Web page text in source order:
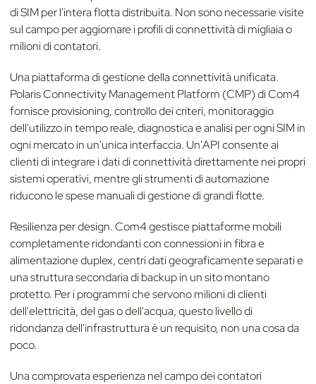
di SIM per l'intera flotta distribuita. Non sono necessarie visite
sul campo per aggiornare i profili di connettività di migliaia o
milioni di contatori.
Una piattaforma di gestione della connettività unificata.
Polaris Connectivity Management Platform (CMP) di Com4
fornisce provisioning, controllo dei criteri, monitoraggio
dell'utilizzo in tempo reale, diagnostica e analisi per ogni SIM in
ogni mercato in un'unica interfaccia. Un'API consente ai
clienti di integrare i dati di connettività direttamente nei propri
sistemi operativi, mentre gli strumenti di automazione
riducono le spese manuali di gestione di grandi flotte.
Resilienza per design. Com4 gestisce piattaforme mobili
completamente ridondanti con connessioni in fibra e
alimentazione duplex, centri dati geograficamente separati e
una struttura secondaria di backup in un sito montano
protetto. Per i programmi che servono milioni di clienti
dell'elettricità, del gas o dell'acqua, questo livello di
ridondanza dell'infrastruttura è un requisito, non una cosa da
poco.
Una comprovata esperienza nel campo dei contatori